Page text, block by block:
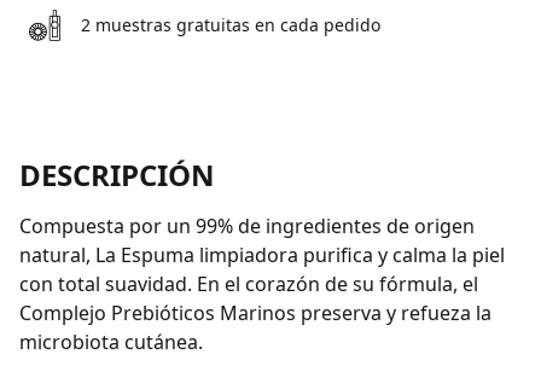
2 muestras gratuitas en cada pedido
DESCRIPCIÓN
Compuesta por un 99% de ingredientes de origen
natural, La Espuma limpiadora purifica y calma la piel
con total suavidad. En el corazón de su fórmula, el
Complejo Prebióticos Marinos preserva y refueza la
microbiota cutánea.